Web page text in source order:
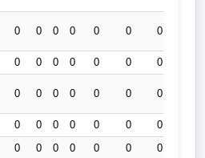
0 0 0 0 0 0 0
0 0 0 0 0 0 0
0 0 0 0 0 0 0
0 0 0 0 0 0 0
0 0 0 0 0 0 0